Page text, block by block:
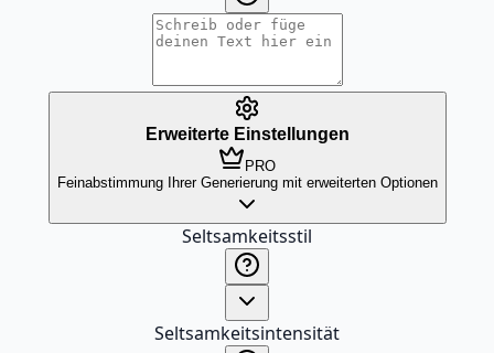
Erweiterte Einstellungen
PRO
Feinabstimmung Ihrer Generierung mit erweiterten Optionen
Seltsamkeitsstil
Seltsamkeitsintensität